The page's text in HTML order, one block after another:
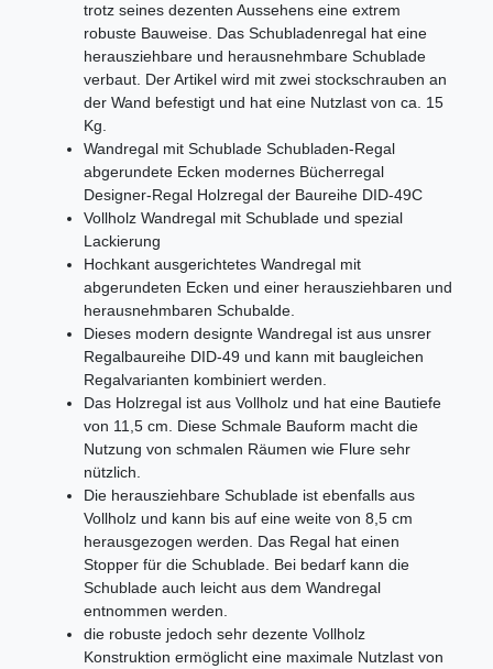
trotz seines dezenten Aussehens eine extrem
robuste Bauweise. Das Schubladenregal hat eine
herausziehbare und herausnehmbare Schublade
verbaut. Der Artikel wird mit zwei stockschrauben an
der Wand befestigt und hat eine Nutzlast von ca. 15
Kg.
Wandregal mit Schublade Schubladen-Regal
abgerundete Ecken modernes Bücherregal
Designer-Regal Holzregal der Baureihe DID-49C
Vollholz Wandregal mit Schublade und spezial
Lackierung
Hochkant ausgerichtetes Wandregal mit
abgerundeten Ecken und einer herausziehbaren und
herausnehmbaren Schubalde.
Dieses modern designte Wandregal ist aus unsrer
Regalbaureihe DID-49 und kann mit baugleichen
Regalvarianten kombiniert werden.
Das Holzregal ist aus Vollholz und hat eine Bautiefe
von 11,5 cm. Diese Schmale Bauform macht die
Nutzung von schmalen Räumen wie Flure sehr
nützlich.
Die herausziehbare Schublade ist ebenfalls aus
Vollholz und kann bis auf eine weite von 8,5 cm
herausgezogen werden. Das Regal hat einen
Stopper für die Schublade. Bei bedarf kann die
Schublade auch leicht aus dem Wandregal
entnommen werden.
die robuste jedoch sehr dezente Vollholz
Konstruktion ermöglicht eine maximale Nutzlast von